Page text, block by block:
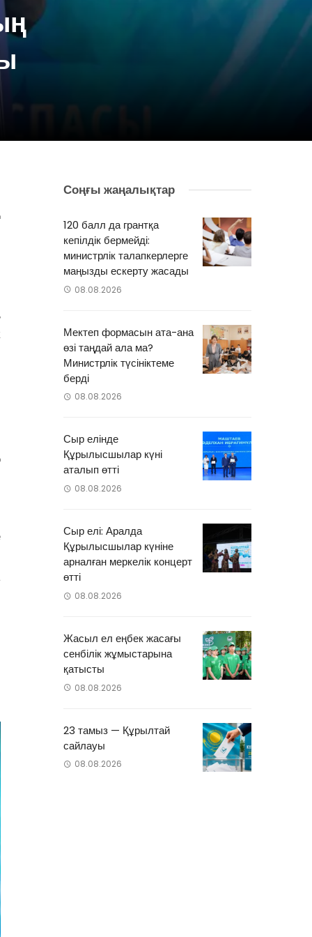
Соңғы жаңалықтар
120 балл да грантқа
кепілдік бермейді:
министрлік талапкерлерге
маңызды ескерту жасады
08.08.2026
Мектеп формасын ата-ана
өзі таңдай ала ма?
Министрлік түсініктеме
берді
08.08.2026
Сыр елінде
Құрылысшылар күні
аталып өтті
08.08.2026
Сыр елі: Аралда
Құрылысшылар күніне
арналған меркелік концерт
өтті
08.08.2026
Жасыл ел еңбек жасағы
сенбілік жұмыстарына
қатысты
08.08.2026
23 тамыз — Құрылтай
сайлауы
08.08.2026